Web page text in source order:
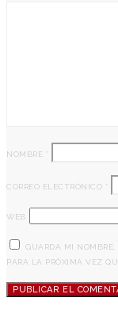
NOMBRE *
CORREO ELECTRÓNICO *
WEB
GUARDA MI NOMBRE,
PARA LA PRÓXIMA VEZ